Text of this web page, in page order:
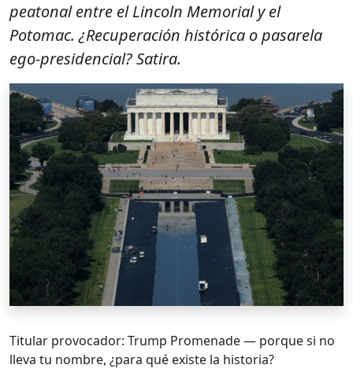
peatonal entre el Lincoln Memorial y el
Potomac. ¿Recuperación histórica o pasarela
ego-presidencial? Satira.
Titular provocador: Trump Promenade — porque si no
lleva tu nombre, ¿para qué existe la historia?